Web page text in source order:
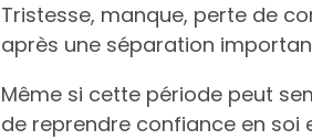
Tristesse, manque, perte de
après une séparation
Même si cette période peut
de reprendre confiance en soi